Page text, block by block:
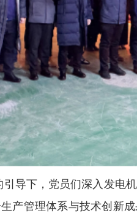
导下，党员们深入发电
产管理体系与技术创新